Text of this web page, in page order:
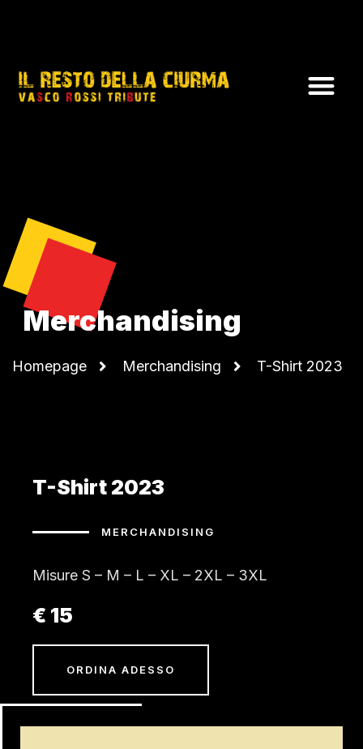
Merchandising
Homepage Merchandising T-Shirt 2023
T-Shirt 2023
MERCHANDISING
Misure S – M – L – XL – 2XL – 3XL
€ 15
ORDINA ADESSO